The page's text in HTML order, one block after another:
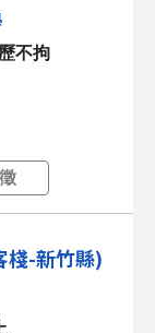
不拘
棧-新竹縣)